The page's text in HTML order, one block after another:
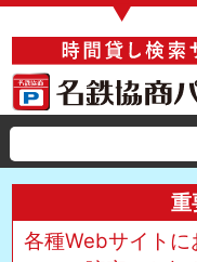
▼
重
各種Webサイト